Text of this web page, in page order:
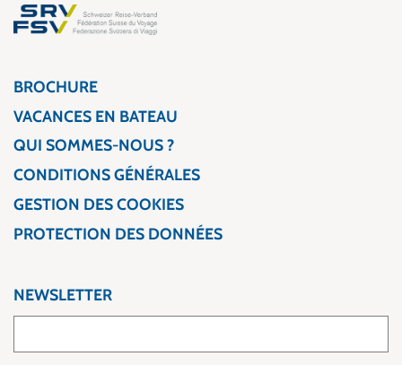
BROCHURE
VACANCES EN BATEAU
QUI SOMMES-NOUS ?
CONDITIONS GÉNÉRALES
GESTION DES COOKIES
PROTECTION DES DONNÉES
NEWSLETTER